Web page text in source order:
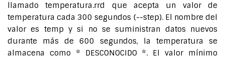
llamado temperatura.rrd que acepta un valor de
temperatura cada 300 segundos (--step). El nombre del
valor es temp y si no se suministran datos nuevos
durante más de 600 segundos, la temperatura se
almacena como * DESCONOCIDO *. El valor mínimo